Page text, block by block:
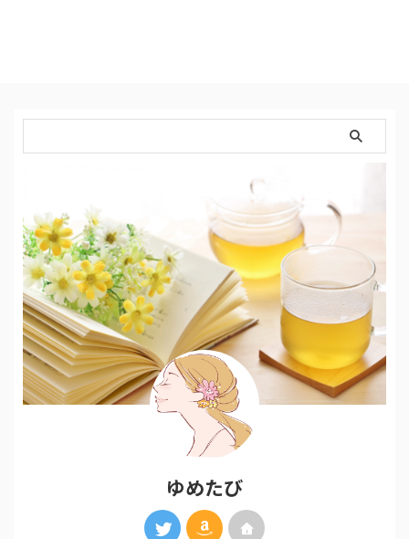
た。 コメントでのやり取りも多
でもご飯行く子も出来た。 ブロ
ゆめたび